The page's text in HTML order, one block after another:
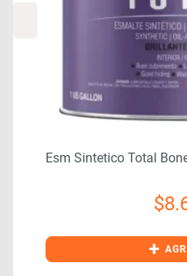
Esm Sintetico Total
$
+